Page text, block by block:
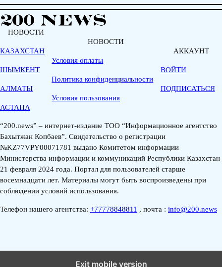
НОВОСТИ
КАЗАХСТАН
ШЫМКЕНТ
АЛМАТЫ
АСТАНА
НОВОСТИ
Условия оплаты
Политика конфиденциальности
Условия пользования
АККАУНТ
ВОЙТИ
ПОДПИСАТЬСЯ
“200.news” – интернет-издание ТОО “Информационное агентство
Бахытжан Копбаев”. Свидетельство о регистрации
№KZ77VPY00071781 выдано Комитетом информации
Министерства информации и коммуникаций Республики Казахстан
21 февраля 2024 года. Портал для пользователей старше
восемнадцати лет. Материалы могут быть воспроизведены при
соблюдении условий использования.
Телефон нашего агентства: +77778848811 , почта : info@200.news
Exit mobile version